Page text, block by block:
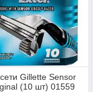
Gillette Sensor
(10 шт) 01559